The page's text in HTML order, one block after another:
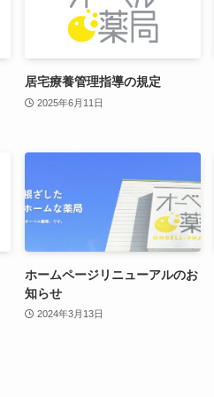
居宅療養管理指導の規定
2025年6月11日
ホームページリニューアルのお
知らせ
2024年3月13日